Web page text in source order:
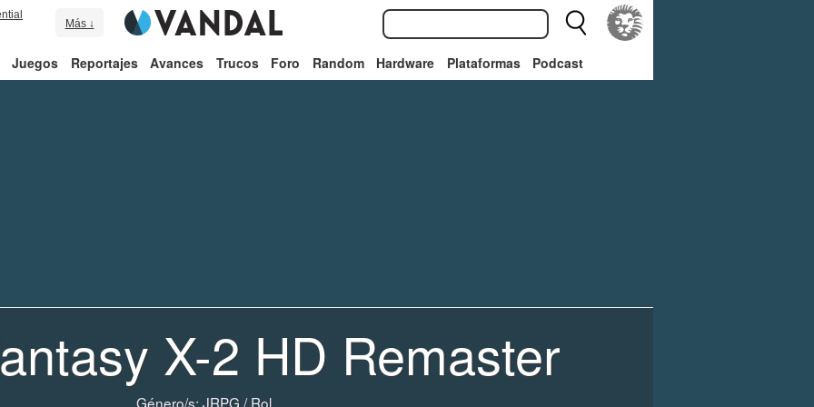
Más ↓
Juegos Reportajes Avances Trucos Foro Random Hardware Plataformas Podcast
X-2 HD Remaster
Género/s: JRPG /Rol